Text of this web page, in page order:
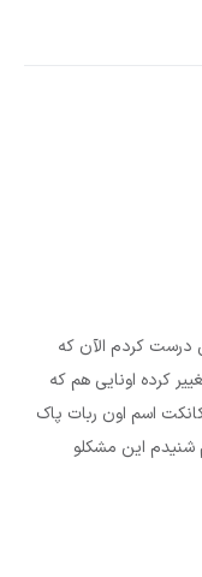
کردم الآن که
کرده اونایی هم که
اسم اون ربات پاک
شنیدم این مشکلو